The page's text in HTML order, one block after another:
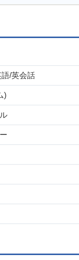
語/英会話
)